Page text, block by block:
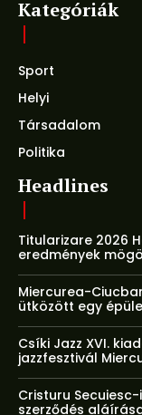
Kategóriák
Sport
Helyi
Társadalom
Politika
Headlines
Titularizare 2026
eredmények
Miercurea-
ütközött egy
Csíki Jazz XVI.
jazzfesztivál
Cristuru
szerződés